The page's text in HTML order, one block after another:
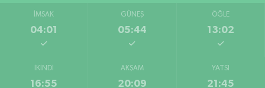
İMSAK
04:01
GÜNEŞ
05:44
ÖĞLE
13:02
İKINDI
16:55
AKŞAM
20:09
YATSI
21:45